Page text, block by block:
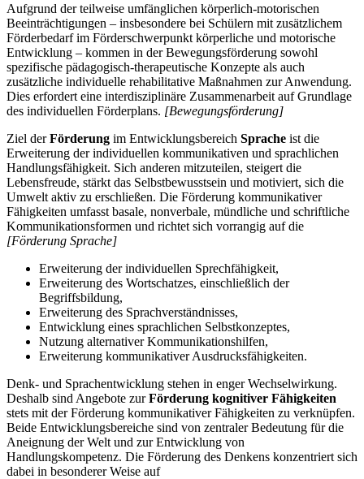
Aufgrund der teilweise umfänglichen körperlich-motorischen
Beeinträchtigungen – insbesondere bei Schülern mit zusätzlichem
Förderbedarf im Förderschwerpunkt körperliche und motorische
Entwicklung – kommen in der Bewegungsförderung sowohl
spezifische pädagogisch-therapeutische Konzepte als auch
zusätzliche individuelle rehabilitative Maßnahmen zur Anwendung.
Dies erfordert eine interdisziplinäre Zusammenarbeit auf Grundlage
des individuellen Förderplans. [Bewegungsförderung]
Ziel derFörderung im Entwicklungsbereich Sprache ist die
Erweiterung der individuellen kommunikativen und sprachlichen
Handlungsfähigkeit. Sich anderen mitzuteilen, steigert die
Lebensfreude, stärkt das Selbstbewusstsein und motiviert, sich die
Umwelt aktiv zu erschließen. Die Förderung kommunikativer
Fähigkeiten umfasst basale, nonverbale, mündliche und schriftliche
Kommunikationsformen und richtet sich vorrangig auf die
[Förderung Sprache]
Erweiterung der individuellen Sprechfähigkeit,
Erweiterung des Wortschatzes, einschließlich der
Begriffsbildung,
Erweiterung des Sprachverständnisses,
Entwicklung eines sprachlichen Selbstkonzeptes,
Nutzung alternativer Kommunikationshilfen,
Erweiterung kommunikativer Ausdrucksfähigkeiten.
Denk- und Sprachentwicklung stehen in enger Wechselwirkung.
Deshalb sind Angebote zurFörderung kognitiver Fähigkeiten
stets mit der Förderung kommunikativer Fähigkeiten zu verknüpfen.
Beide Entwicklungsbereiche sind von zentraler Bedeutung für die
Aneignung der Welt und zur Entwicklung von
Handlungskompetenz. Die Förderung des Denkens konzentriert sich
dabei in besonderer Weise auf